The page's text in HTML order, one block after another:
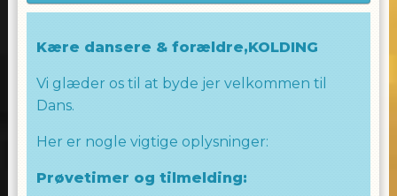
stilarter.
Vores instruktører er engagerede i at skabe
udvikle dine dansefærdigheder og udfolde
dit potentiale som danser. Dette hold
vokse sammen som et dansefællesskab.
Kom med på holdet og lad os sammen
Kære dansere & forældre,KOLDING
Vi glæder os til at byde jer velkommen til
Dans.
Her er nogle vigtige oplysninger:
Prøvetimer og tilmelding: